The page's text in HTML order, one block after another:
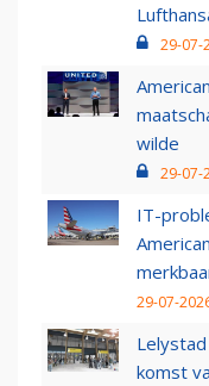
29-07-
wilde
29-07-
IT-
29-07-
komst